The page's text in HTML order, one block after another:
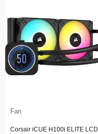
Fan
Corsair iCUE H100i ELITE LCD